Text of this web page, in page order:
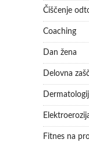
Čiščenje
Coaching
Dan žena
Delovna
Fitnes na